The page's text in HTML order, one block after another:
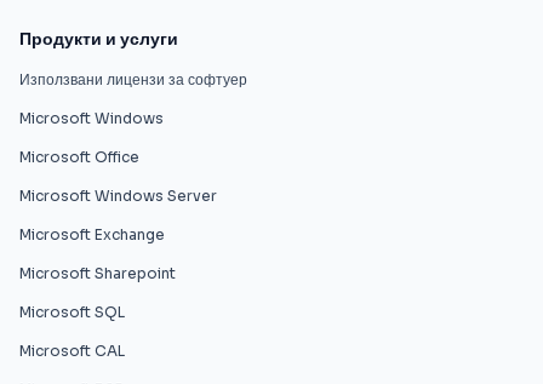
Продукти и услуги
Използвани лицензи за софтуер
Microsoft Windows
Microsoft Office
Microsoft Windows Server
Microsoft Exchange
Microsoft Sharepoint
Microsoft SQL
Microsoft CAL